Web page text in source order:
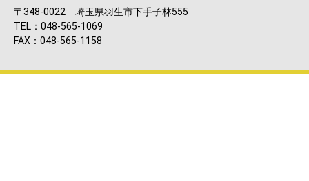
〒348-0022 埼玉県羽生市下手子林555
TEL：048-565-1069
FAX：048-565-1158